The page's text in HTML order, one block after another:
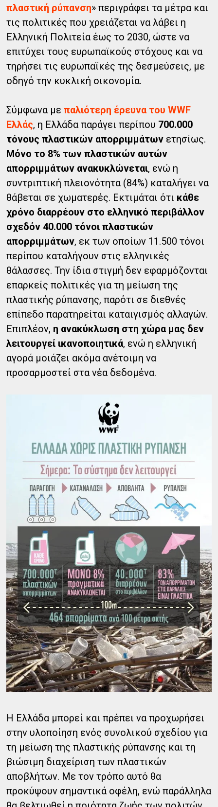
πλαστική ρύπανση» περιγράφει τα μέτρα και
τις πολιτικές που χρειάζεται να λάβει η
Ελληνική Πολιτεία έως το 2030, ώστε να
επιτύχει τους ευρωπαϊκούς στόχους και να
τηρήσει τις ευρωπαϊκές της δεσμεύσεις, με
οδηγό την κυκλική οικονομία.
Σύμφωνα μεπαλιότερη έρευνα του WWF
Ελλάς, η Ελλάδα παράγει περίπου 700.000
τόνους πλαστικών απορριμμάτων ετησίως.
Μόνο το 8% των πλαστικών αυτών
απορριμμάτων ανακυκλώνεται, ενώ η
συντριπτική πλειονότητα (84%) καταλήγει να
θάβεται σε χωματερές. Εκτιμάται ότι κάθε
χρόνο διαρρέουν στο ελληνικό περιβάλλον
σχεδόν 40.000 τόνοι πλαστικών
απορριμμάτων, εκ των οποίων 11.500 τόνοι
περίπου καταλήγουν στις ελληνικές
θάλασσες. Την ίδια στιγμή δεν εφαρμόζονται
επαρκείς πολιτικές για τη μείωση της
πλαστικής ρύπανσης, παρότι σε διεθνές
επίπεδο παρατηρείται καταιγισμός αλλαγών.
Επιπλέον, η ανακύκλωση στη χώρα μας δεν
λειτουργεί ικανοποιητικά, ενώ η ελληνική
αγορά μοιάζει ακόμα ανέτοιμη να
προσαρμοστεί στα νέα δεδομένα.
Η Ελλάδα μπορεί και πρέπει να προχωρήσει
στην υλοποίηση ενός συνολικού σχεδίου για
τη μείωση της πλαστικής ρύπανσης και τη
βιώσιμη διαχείριση των πλαστικών
αποβλήτων. Με τον τρόπο αυτό θα
προκύψουν σημαντικά οφέλη, ενώ παράλληλα